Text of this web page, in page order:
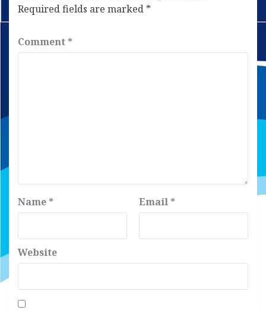
Required fields are marked *
Comment *
Name * Email *
Website